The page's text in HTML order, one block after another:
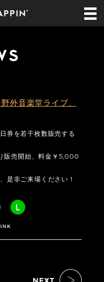
外音楽堂ライブ、
券を若干枚数販売する
販売開始、料金￥5,000
是非ご来場ください！